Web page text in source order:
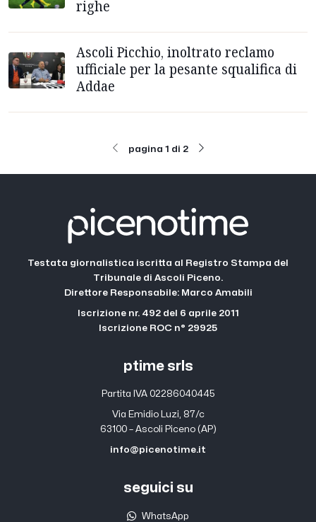
righe
Ascoli Picchio, inoltrato reclamo
ufficiale per la pesante squalifica di
Addae
pagina 1 di 2
Testata giornalistica iscritta al Registro Stampa del
Tribunale di Ascoli Piceno.
Direttore Responsabile: Marco Amabili
Iscrizione nr. 492 del 6 aprile 2011
Iscrizione ROC n° 29925
ptime srls
Partita IVA 02286040445
Via Emidio Luzi, 87/c
63100 – Ascoli Piceno (AP)
info@picenotime.it
seguici su
WhatsApp